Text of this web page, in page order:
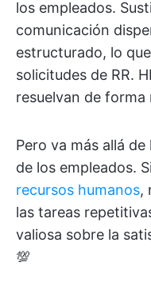
los empleados.
comunicación
estructurado, lo
solicitudes de RR.
resuelvan de
Pero va más allá
de los empleados.
recursos humanos,
las tareas
valiosa sobre la
💯